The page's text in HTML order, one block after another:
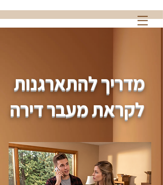
מדריך להתארגנות
לקראת מעבר דירה